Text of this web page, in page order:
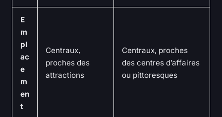
E
m
pl
ac
e
m
en
t
Centraux,
proches des
attractions
Centraux, proches
des centres d’affaires
ou pittoresques